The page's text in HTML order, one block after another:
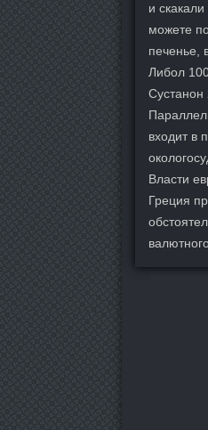
и
можете
печенье,
Либол
Сустанон
входит в
Власти
Греция